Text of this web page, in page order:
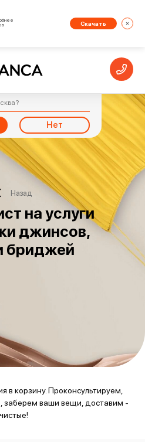
Скачать
?
Нет
Назад
на услуги
джинсов,
бриджей
в корзину. Проконсультируем,
ваши вещи, доставим -
чистые!